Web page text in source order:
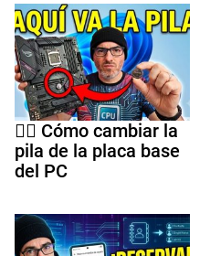
🤷‍♀️ Cómo cambiar la
pila de la placa base
del PC